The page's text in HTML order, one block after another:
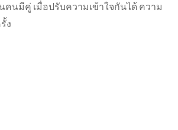
คนมีคู่ เมื่อปรับความเข้าใจกันได้ ความ
ง